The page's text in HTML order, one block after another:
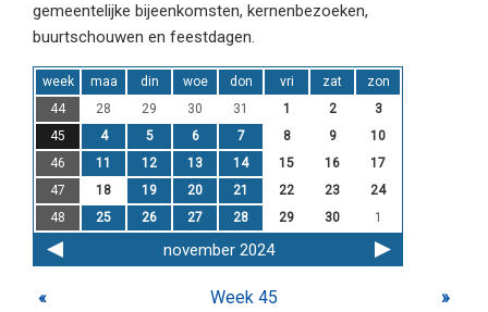
gemeentelijke bijeenkomsten, kernenbezoeken,
buurtschouwen en feestdagen.
week maa din woe don vri zat
zon
44
28 29 30 31 1 2
3
45
4 5 6 7 8 9
10
46
11 12 13 14 15 16
17
47
18 19 20 21 22 23
24
48
25 26 27 28 29 30 1
november 2024
« Week 45 »